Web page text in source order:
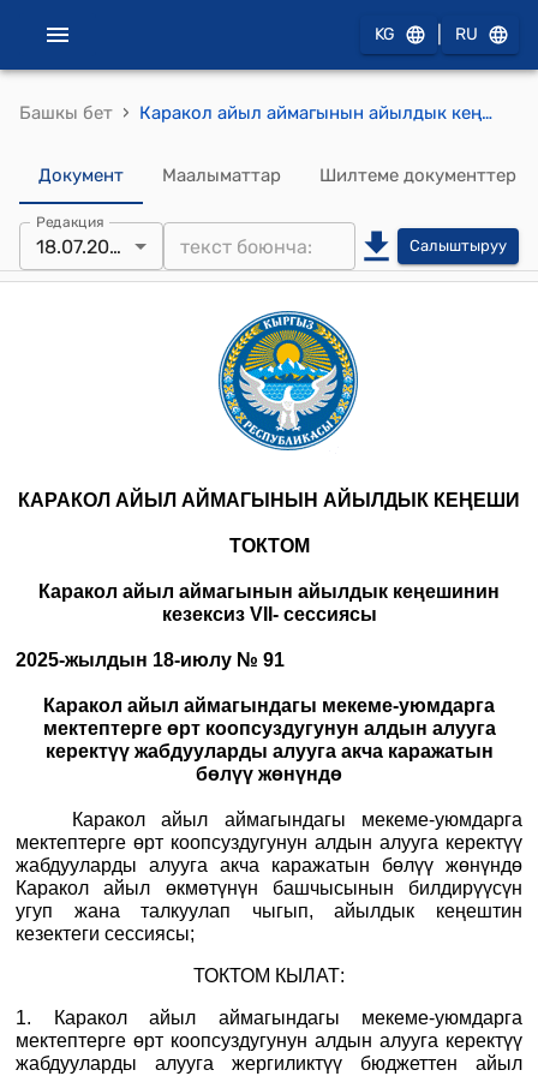
KG RU
Башкы бет › Каракол айыл аймагынын айылдык кеңешинин кезекcиз 2025-жылдын 18-июлундагы № 91 "Каракол айыл аймагындагы мекеме-уюмдарга мектептерге өрт коопсуздугунун алдын алууга керектүү жабдууларды алууга акча каражатын бөлүү жөнүндө" токтому
Документ Маалыматтар Шилтеме документтер
Редакция
18.07.2025 Салыштыруу